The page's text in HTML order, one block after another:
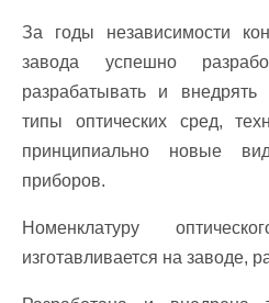
За годы независимости
завода успешно
разрабатывать и
типы оптических сред,
принципиально новые
приборов.
Номенклатуру
изготавливается на заводе,